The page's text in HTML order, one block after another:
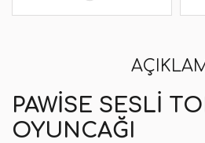
PAWISE SESLI
OYUNCAĞI